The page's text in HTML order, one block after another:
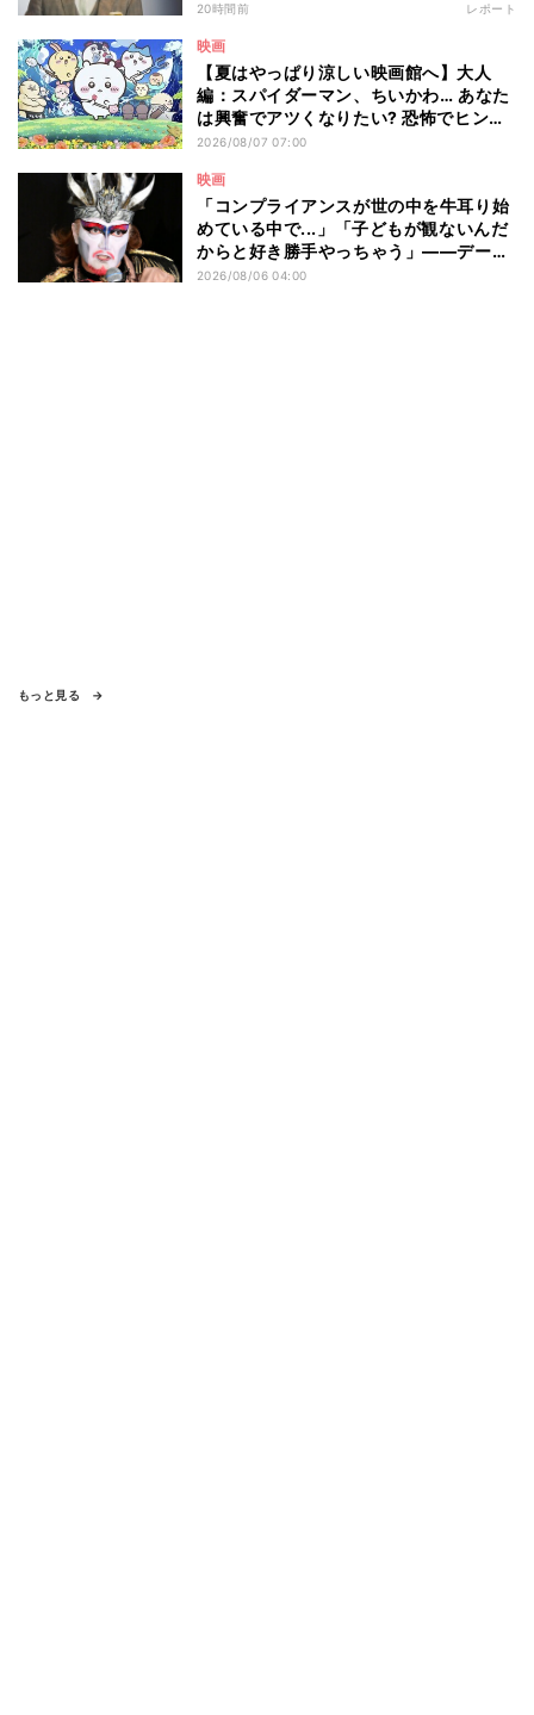
20時間前 レポート
映画
【夏はやっぱり涼しい映画館へ】大人
編：スパイダーマン、ちいかわ… あなた
は興奮でアツくなりたい? 恐怖でヒンヤ
リしたい? - 編集部が注目する最新映画5
2026/08/07 07:00
映画
「コンプライアンスが世の中を牛耳り始
めている中で...」「子どもが観ないんだ
からと好き勝手やっちゃう」――デーモ
ン閣下が語る映画『レディ・オア・ノッ
2026/08/06 04:00
もっと見る